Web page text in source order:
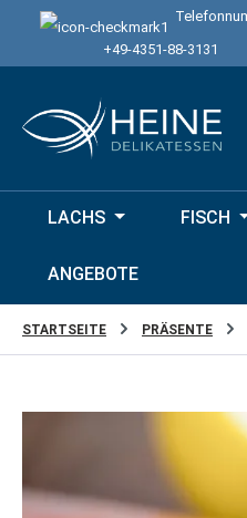
Hauptinhalt springen
Zur Suche springen
Zur Hauptnavigation
+49-4351-88-3131
LACHS FISCH
ANGEBOTE
STARTSEITE PRÄSENTE